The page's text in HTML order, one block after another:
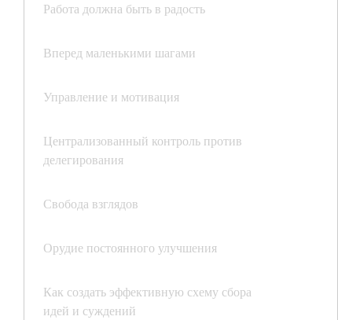
Работа должна быть в радость
Вперед маленькими шагами
Управление и мотивация
Централизованный контроль против
делегирования
Свобода взглядов
Орудие постоянного улучшения
Как создать эффективную схему сбора
идей и суждений